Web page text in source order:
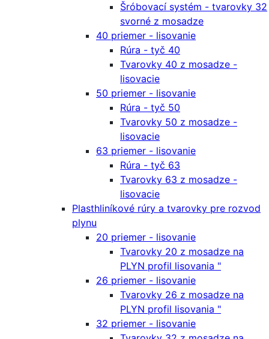
Šróbovací systém - tvarovky 32
svorné z mosadze
40 priemer - lisovanie
Rúra - tyč 40
Tvarovky 40 z mosadze -
lisovacie
50 priemer - lisovanie
Rúra - tyč 50
Tvarovky 50 z mosadze -
lisovacie
63 priemer - lisovanie
Rúra - tyč 63
Tvarovky 63 z mosadze -
lisovacie
Plasthliníkové rúry a tvarovky pre rozvod
plynu
20 priemer - lisovanie
Tvarovky 20 z mosadze na
PLYN profil lisovania "
26 priemer - lisovanie
Tvarovky 26 z mosadze na
PLYN profil lisovania "
32 priemer - lisovanie